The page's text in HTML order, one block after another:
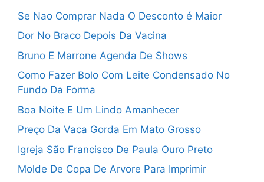
Se Nao Comprar Nada O Desconto é Maior
Dor No Braco Depois Da Vacina
Bruno E Marrone Agenda De Shows
Como Fazer Bolo Com Leite Condensado No
Fundo Da Forma
Boa Noite E Um Lindo Amanhecer
Preço Da Vaca Gorda Em Mato Grosso
Igreja São Francisco De Paula Ouro Preto
Molde De Copa De Arvore Para Imprimir